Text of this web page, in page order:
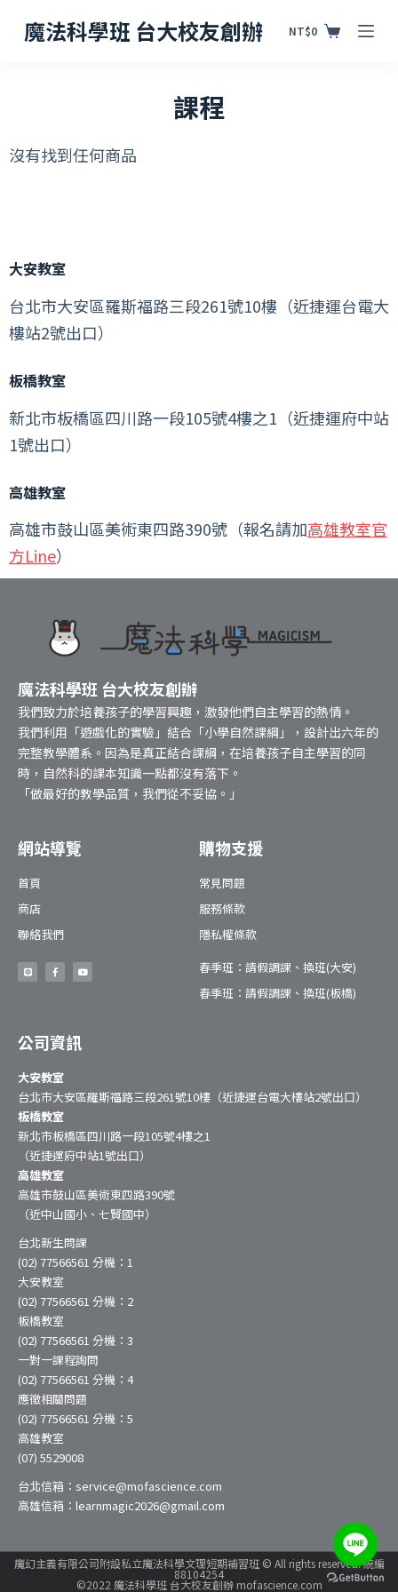
跳
至
容
魔法科學班 台大校友創辦 NT$0
課程
沒有找到任何商品
大安教室
台北市大安區羅斯福路三段261號10樓（近捷運台電大
樓站2號出口）
板橋教室
新北市板橋區四川路一段105號4樓之1（近捷運府中站
1號出口）
高雄教室
高雄市鼓山區美術東四路390號（報名請加高雄教室官
方Line）
魔法科學班 台大校友創辦
我們致力於培養孩子的學習興趣，激發他們自主學習的熱情。
我們利用「遊戲化的實驗」結合「小學自然課綱」，設計出六年的
完整教學體系。因為是真正結合課綱，在培養孩子自主學習的同
時，自然科的課本知識一點都沒有落下。
「做最好的教學品質，我們從不妥協。」
網站導覽
首頁
商店
聯絡我們
購物支援
常見問題
服務條款
隱私權條款
春季班：請假調課、換班(大安)
春季班：請假調課、換班(板橋)
公司資訊
大安教室
台北市大安區羅斯福路三段261號10樓（近捷運台電大樓站2號出口）
板橋教室
新北市板橋區四川路一段105號4樓之1
（近捷運府中站1號出口）
高雄教室
高雄市鼓山區美術東四路390號
（近中山國小、七賢國中）
台北新生問課
(02) 77566561 分機：1
大安教室
(02) 77566561 分機：2
板橋教室
(02) 77566561 分機：3
一對一課程詢問
(02) 77566561 分機：4
應徵相關問題
(02) 77566561 分機：5
高雄教室
(07) 5529008
台北信箱：service@mofascience.com
高雄信箱：learnmagic2026@gmail.com
魔幻主義有限公司附設私立魔法科學文理短期補習班 © All rights reserved. 統編
88104254
©2022 魔法科學班 台大校友創辦 mofascience.com